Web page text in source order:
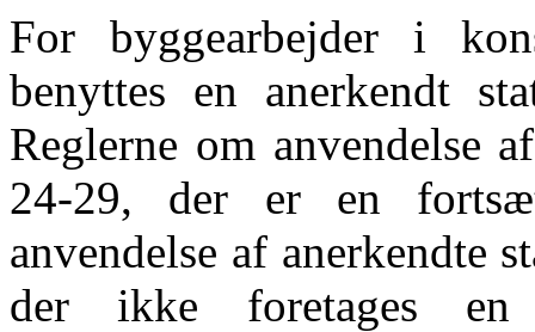
For byggearbejder i
benyttes en anerkendt
Reglerne om anvendelse
24-29, der er en
anvendelse af anerkendte
der ikke foretages en